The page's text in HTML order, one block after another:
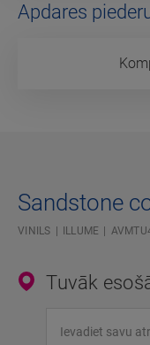
Apdares
Sandstone
VINILS ILLUME
Tuvāk